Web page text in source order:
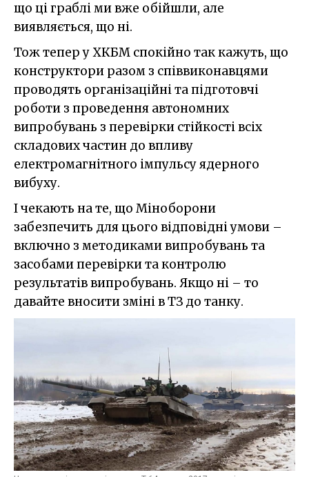
що ці граблі ми вже обійшли, але
виявляється, що ні.
Тож тепер у ХКБМ спокійно так кажуть, що
конструктори разом з співвиконавцями
проводять організаційні та підготовчі
роботи з проведення автономних
випробувань з перевірки стійкості всіх
складових частин до впливу
електромагнітного імпульсу ядерного
вибуху.
І чекають на те, що Міноборони
забезпечить для цього відповідні умови –
включно з методиками випробувань та
засобами перевірки та контролю
результатів випробувань. Якщо ні – то
давайте вносити зміні в ТЗ до танку.